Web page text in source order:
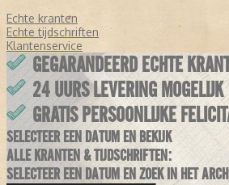
Echte kranten
Echte tijdschriften
Klantenservice
GEGARANDEERD ECHTE
24 UURS LEVERING MOGELIJK
GRATIS PERSOONLIJKE
SELECTEER EEN DATUM EN BEKIJK
ALLE KRANTEN & TIJDSCHRIFTEN:
SELECTEER EEN DATUM EN ZOEK IN HET